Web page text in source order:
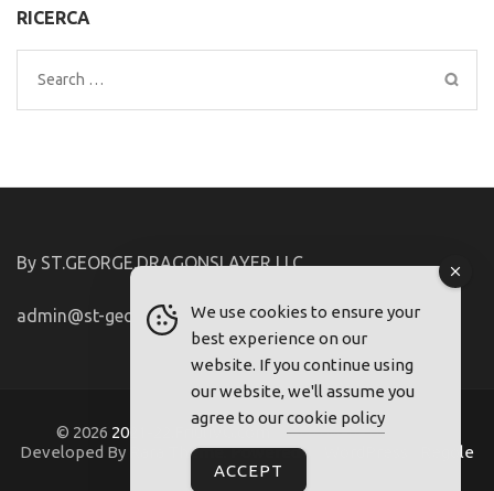
RICERCA
Search
for:
By ST.GEORGE.DRAGONSLAYER LLC
admin@st-george-dragonslayer.com
© 2026 2021-22.FriuliVG.com
. Metro Magazine Pro |
Developed By
Rara Theme. Powered by Regole
We use cookies to ensure your
best experience on our
website. If you continue using
our website, we'll assume you
agree to ourcookie policy
ACCEPT